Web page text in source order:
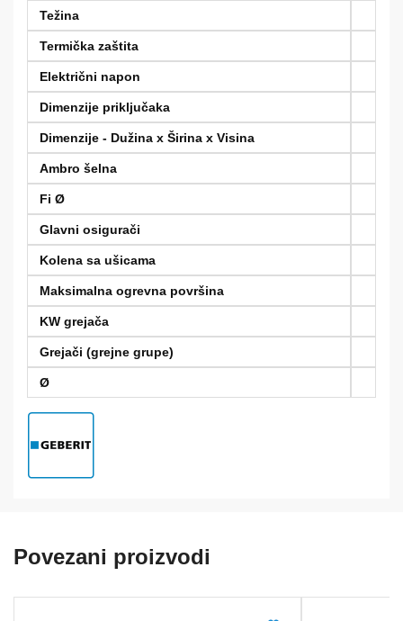
Težina
Termička zaštita
Električni napon
Dimenzije priključaka
Dimenzije - Dužina x Širina x Visina
Ambro šelna
Fi Ø
Glavni osigurači
Kolena sa ušicama
Maksimalna ogrevna površina
KW grejača
Grejači (grejne grupe)
Ø
Povezani proizvodi